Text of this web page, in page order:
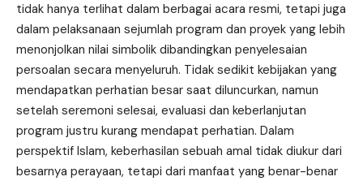
tidak hanya terlihat dalam berbagai acara resmi, tetapi juga
dalam pelaksanaan sejumlah program dan proyek yang lebih
menonjolkan nilai simbolik dibandingkan penyelesaian
persoalan secara menyeluruh. Tidak sedikit kebijakan yang
mendapatkan perhatian besar saat diluncurkan, namun
setelah seremoni selesai, evaluasi dan keberlanjutan
program justru kurang mendapat perhatian. Dalam
perspektif Islam, keberhasilan sebuah amal tidak diukur dari
besarnya perayaan, tetapi dari manfaat yang benar-benar